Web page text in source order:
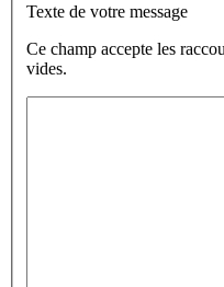
Texte de votre message
Ce champ accepte les
vides.